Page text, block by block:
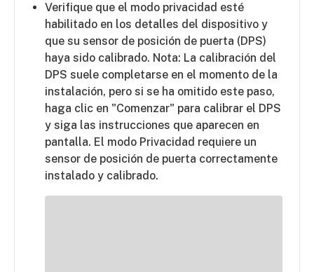
Verifique que el modo privacidad esté
habilitado en los detalles del dispositivo y
que su sensor de posición de puerta (DPS)
haya sido calibrado. Nota: La calibración del
DPS suele completarse en el momento de la
instalación, pero si se ha omitido este paso,
haga clic en "Comenzar" para calibrar el DPS
y siga las instrucciones que aparecen en
pantalla. El modo Privacidad requiere un
sensor de posición de puerta correctamente
instalado y calibrado.